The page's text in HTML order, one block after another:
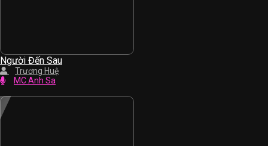
Người Đến Sau
Trương Huệ
MC Anh Sa